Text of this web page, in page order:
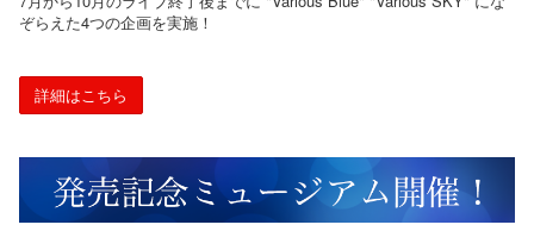
ぞらえた4つの企画を実施！
詳細はこちら